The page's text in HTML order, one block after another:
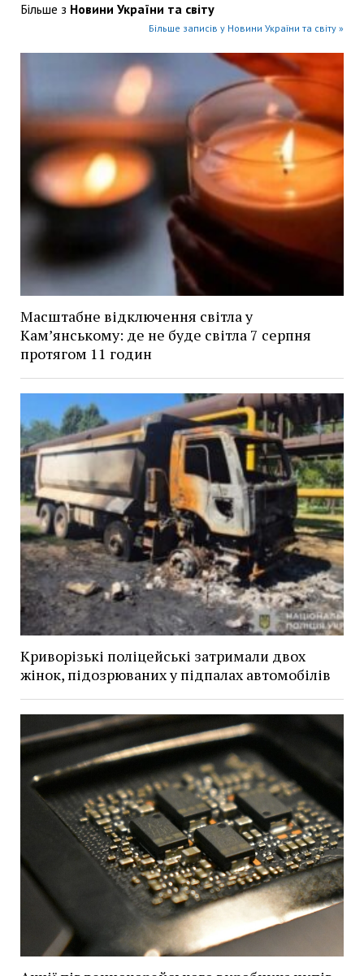
Більше з Новини України та світу
Більше записів у Новини України та світу »
Масштабне відключення світла у
Кам’янському: де не буде світла 7 серпня
протягом 11 годин
Криворізькі поліцейські затримали двох
жінок, підозрюваних у підпалах автомобілів